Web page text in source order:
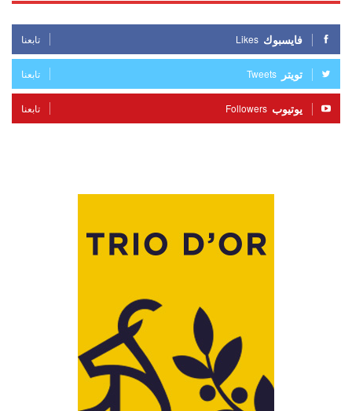
فايسبوك Likes تابعنا
تويتر Tweets تابعنا
يوتيوب Followers تابعنا